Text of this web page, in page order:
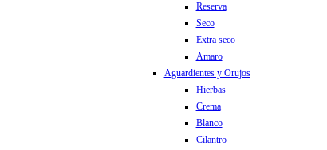
Reserva
Seco
Extra seco
Amaro
Aguardientes y Orujos
Hierbas
Crema
Blanco
Cilantro